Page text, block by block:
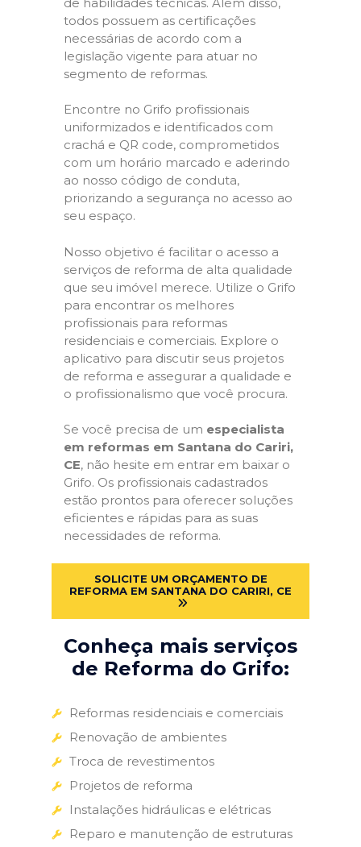
todos possuem as certificações
necessárias de acordo com a
legislação vigente para atuar no
segmento de reformas.
Encontre no Grifo profissionais
uniformizados e identificados com
crachá e QR code, comprometidos
com um horário marcado e aderindo
ao nosso código de conduta,
priorizando a segurança no acesso ao
seu espaço.
Nosso objetivo é facilitar o acesso a
serviços de reforma de alta qualidade
que seu imóvel merece. Utilize o Grifo
para encontrar os melhores
profissionais para reformas
residenciais e comerciais. Explore o
aplicativo para discutir seus projetos
de reforma e assegurar a qualidade e
o profissionalismo que você procura.
Se você precisa de um especialista
em reformas em Santana do Cariri,
CE, não hesite em entrar em baixar o
Grifo. Os profissionais cadastrados
estão prontos para oferecer soluções
eficientes e rápidas para as suas
necessidades de reforma.
SOLICITE UM ORÇAMENTO DE
REFORMA EM SANTANA DO CARIRI, CE
Conheça mais serviços
de Reforma do Grifo:
Reformas residenciais e comerciais
Renovação de ambientes
Troca de revestimentos
Projetos de reforma
Instalações hidráulicas e elétricas
Reparo e manutenção de estruturas